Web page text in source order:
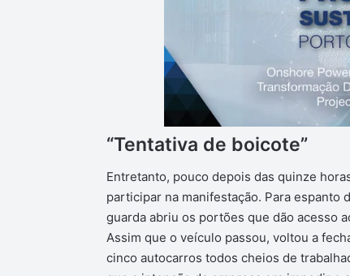
“Tentativa de boicote”
Entretanto, pouco depois das quinze
participar na manifestação. Para espanto
guarda abriu os portões que dão acesso
Assim que o veículo passou, voltou a
cinco autocarros todos cheios de